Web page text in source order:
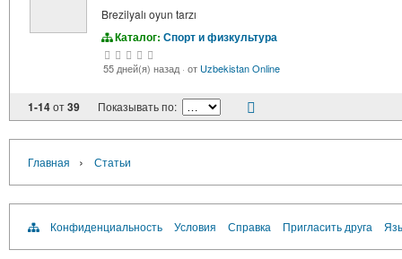
Brezilyalı oyun tarzı
Каталог: Спорт и физкультура
55 дней(я) назад · от Uzbekistan Online
1-14от39 Показывать по:
Главная › Статьи
Конфиденциальность Условия Справка Пригласить друга